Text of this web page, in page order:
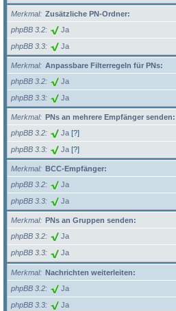
Merkmal
Zusätzliche PN-Ordner:
phpBB 3.2
Ja
phpBB 3.3 Ja
Merkmal
Anpassbare Filterregeln für PNs:
phpBB 3.2
Ja
phpBB 3.3 Ja
Merkmal
PNs an mehrere Empfänger senden:
phpBB 3.2
Ja [?]
phpBB 3.3 Ja [?]
Merkmal
BCC-Empfänger:
phpBB 3.2
Ja
phpBB 3.3 Ja
Merkmal
PNs an Gruppen senden:
phpBB 3.2
Ja
phpBB 3.3 Ja
Merkmal
Nachrichten weiterleiten:
phpBB 3.2
Ja
phpBB 3.3 Ja